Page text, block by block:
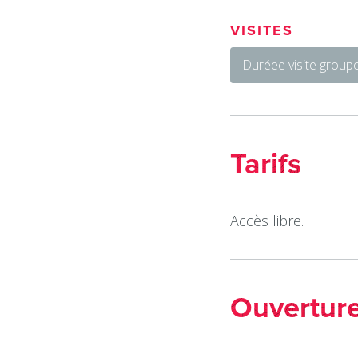
VISITES
Duréee visite
Tarifs
Accès libre.